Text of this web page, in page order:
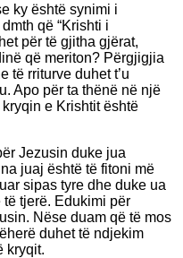
ky është synimi i
që “Krishti i
për të gjitha gjërat,
që meriton? Përgjigjia
të rriturve duhet t’u
Apo për ta thënë në një
e Krishtit është
Jezusin duke jua
juaj është të fitoni më
sipas tyre dhe duke ua
tjerë. Edukimi për
Nëse duam që të mos
duhet të ndjekim
kryqit.